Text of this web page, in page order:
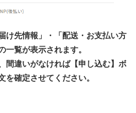
け先情報」・「配送・お支払い方
一覧が表示されます。
間違いがなければ【申し込む】ボ
を確定させてください。